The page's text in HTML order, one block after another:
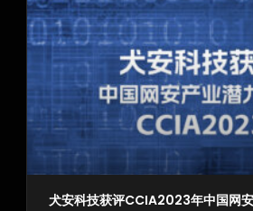
犬安科技获评CCIA2023年中国网